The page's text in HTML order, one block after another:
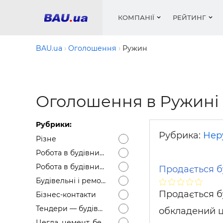
КОМПАНІЇ РЕЙТИНГ
Медіа
Вікна
Сипучі
цемент
BAU.ua Оголошення Ружин
Оголошення в Ружині
Рубрики:
Різне
Робота в будівництві — Вакансії
Робота в будівництві — Резюме
Будівельні і ремонтні послуги
Бізнес-контакти
Тендери — будівельні
Рубрика:
Продається
Продається
обкладений